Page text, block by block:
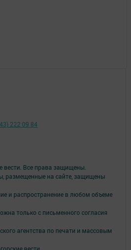
вести. Все права защищены.
размещенные на сайте, защищены
и распространение в любом объеме
только с письменного согласия
агентства по печати и массовым
вести
222 09 84